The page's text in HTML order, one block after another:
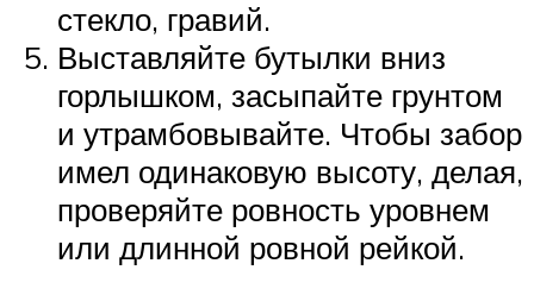
стекло, гравий.
Выставляйте бутылки вниз
горлышком, засыпайте грунтом
и утрамбовывайте. Чтобы забор
имел одинаковую высоту, делая,
проверяйте ровность уровнем
или длинной ровной рейкой.